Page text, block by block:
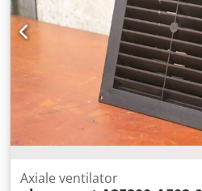
Axiale ventilator